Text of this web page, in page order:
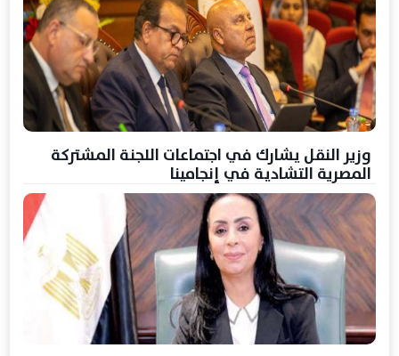
وزير النقل يشارك في اجتماعات اللجنة المشتركة
المصرية التشادية في إنجامينا